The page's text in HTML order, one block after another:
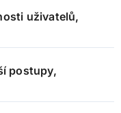
uživatelů,
postupy,